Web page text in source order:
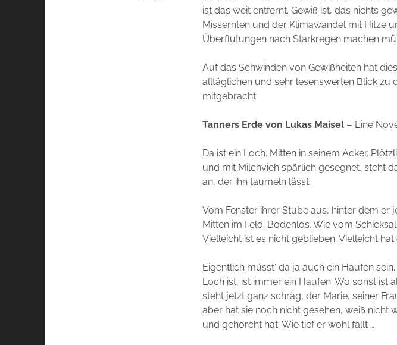
ist das weit entfernt. Gewiß ist, das nichts
Missernten und der Klimawandel mit Hitze
Überflutungen nach Starkregen machen
Auf das Schwinden von Gewißheiten hat
alltäglichen und sehr lesenswerten Blick zu
mitgebracht:
Tanners Erde von Lukas Maisel – Eine
Da ist ein Loch. Mitten in seinem Acker.
und mit Milchvieh spärlich gesegnet, steht
an, der ihn taumeln lässt.
Vom Fenster ihrer Stube aus, hinter dem er
Mitten im Feld. Bodenlos. Wie vom
Vielleicht ist es nicht geblieben. Vielleicht
Eigentlich müsst‘ da ja auch ein Haufen
Loch ist, ist immer ein Haufen. Wo sonst ist
steht jetzt ganz schräg, der Marie, seiner
aber hat sie noch nicht gesehen, weiß nicht
und gehorcht hat. Wie tief er wohl fällt …